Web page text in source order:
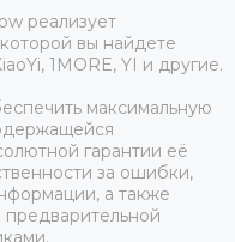
реализует
вы найдете
1MORE, YI и другие.
максимальную
гарантии её
за ошибки,
а также
предварительной